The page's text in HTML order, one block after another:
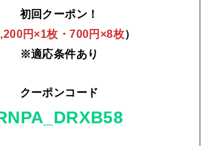
初回クーポン！
円×1枚・700円×8枚）
※適応条件あり
クーポンコード